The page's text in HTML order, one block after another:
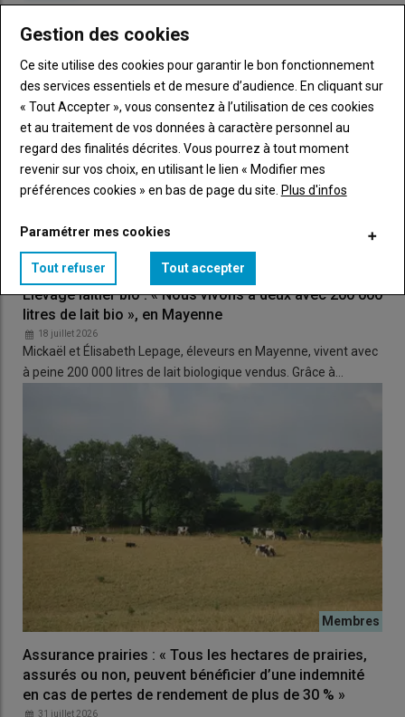
Élevage laitier bio : « Nous vivons à deux avec 200 000
litres de lait bio », en Mayenne
18 juillet 2026
Mickaël et Élisabeth Lepage, éleveurs en Mayenne, vivent avec
à peine 200 000 litres de lait biologique vendus. Grâce à…
Assurance prairies : « Tous les hectares de prairies,
assurés ou non, peuvent bénéficier d’une indemnité
en cas de pertes de rendement de plus de 30 % »
31 juillet 2026
Gestion des cookies
Ce site utilise des cookies pour garantir le bon fonctionnement
des services essentiels et de mesure d’audience. En cliquant sur
« Tout Accepter », vous consentez à l’utilisation de ces cookies
et au traitement de vos données à caractère personnel au
regard des finalités décrites. Vous pourrez à tout moment
revenir sur vos choix, en utilisant le lien « Modifier mes
préférences cookies » en bas de page du site. Plus d'infos
Paramétrer mes cookies
Tout refuser Tout accepter